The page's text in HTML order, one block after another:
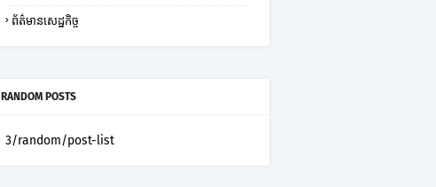
ព័ត៌មានសេដ្ឋកិច្ច
RANDOM POSTS
3/random/post-list